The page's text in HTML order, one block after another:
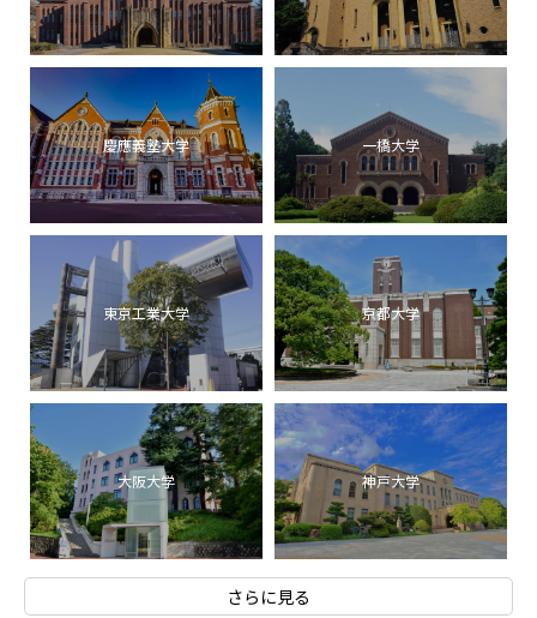
慶應義塾大学 一橋大学
東京工業大学 京都大学
大阪大学 神戸大学
さらに見る